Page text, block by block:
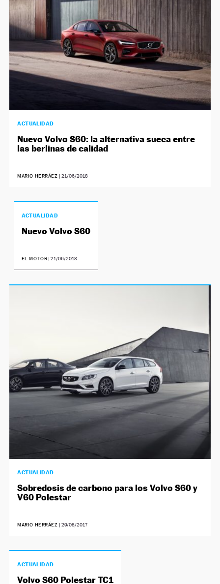
ACTUALIDAD
Nuevo Volvo S60: la alternativa sueca entre
las berlinas de calidad
MARIO HERRÁEZ | 21/06/2018
ACTUALIDAD
Nuevo Volvo S60
EL MOTOR |21/06/2018
ACTUALIDAD
Sobredosis de carbono para los Volvo S60 y
V60 Polestar
MARIO HERRÁEZ | 29/08/2017
ACTUALIDAD
Volvo S60 Polestar TC1